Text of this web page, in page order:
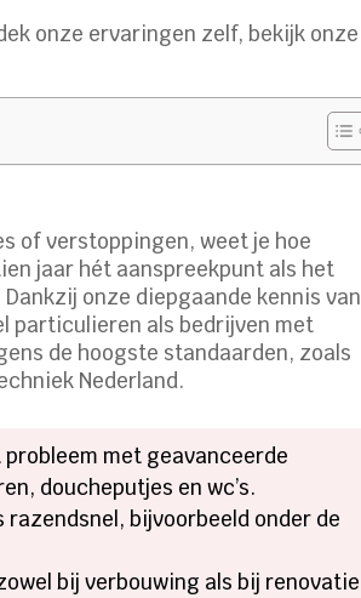
onze ervaringen zelf, bekijk onze
of verstoppingen, weet je hoe
jaar hét aanspreekpunt als het
onze diepgaande kennis van
particulieren als bedrijven met
de hoogste standaarden, zoals
Nederland.
met geavanceerde
doucheputjes en wc’s.
bijvoorbeeld onder de
bij verbouwing als bij renovatie